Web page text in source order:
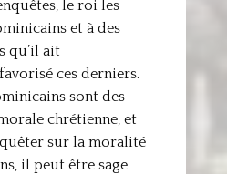
le roi les
et à des
qu’il ait
ces derniers.
sont des
chrétienne, et
sur la moralité
il peut être sage